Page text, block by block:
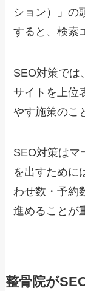
ション）」の
すると、検索
SEO対策では
サイトを上位
やす施策のこ
SEO対策はマ
を出すために
わせ数・予約
進めることが
整骨院が